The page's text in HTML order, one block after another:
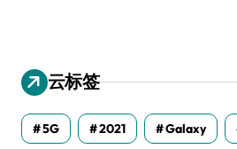
云标签
5G 2021 Galaxy